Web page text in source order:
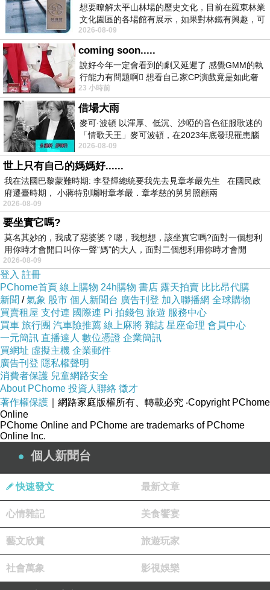
與姐姐點份烤雞翅、豆乾、甜不辣、雞屁股 價格：請店洽 (姐姐付錢
的)
(烤雞腿更是推薦、但價格印像中好比一個便當)
雞屁股較一般店家來的大且有口感，我還是特別喜愛他們家的烤肉肉。
甜不辣頗彈牙、加上醬汁頗為加分，還挺不賴的。這家位在民安國小附
近，傍晚時才有營業的喔！
想要瞭解太平山林場的歷史文化，目前在羅東林業
文化園區的各場館有展示，如果對林鐵有興趣，可
以到林鐵館。 這裡展示從山下
2026-08-09
coming soon.....
說好今年一定會看到的劇又延遲了 感覺GMM的執
行能力有問題啊🫩 想看自己家CP演戲竟是如此奢
侈的事 GMM你說看看啊😑 先把劇放
23 小時前
借場大雨
麥可·波頓 以渾厚、低沉、沙啞的音色征服歌迷的
「情歌天王」麥可波頓，在2023年底發現罹患腦
瘤「祈禱早日康復，一切都好」。
2026-08-09
世上只有自己的媽媽好......
我在法國巴黎蒙難時期: 李登輝總統要我先去見章孝嚴先生 在國民政
府遷臺時期， 小蔣特別囑咐章孝嚴．章孝慈的舅舅照顧兩
2026-08-09
要坐實它嗎?
莫名其妙的，我成了惡婆婆？嗯，我想想，該坐實它嗎?面對一個想利
用你時才會開口叫你一聲“媽"的大人，面對二個想利用你時才會開
2026-08-09
登入 註冊
PChome首頁 線上購物 24h購物 書店 露天拍賣 比比昂代購
新聞 /氣象 股市 個人新聞台 廣告刊登 加入聯播網 全球購物
買賣租屋 支付連 國際連 Pi 拍錢包 旅遊 服務中心
買車 旅行團 汽車險推薦 線上麻將 雜誌 星座命理 會員中心
一元簡訊 直播達人 數位憑證 企業簡訊
買網址 虛擬主機 企業郵件
廣告刊登 隱私權聲明
消費者保護 兒童網路安全
About PChome 投資人聯絡 徵才
著作權保護 ｜網路家庭版權所有、轉載必究 ‧Copyright PChome
Online
PChome Online and PChome are trademarks of PChome
Online Inc.
個人新聞台
快速發文 最新文章
心情雜記 美食饗宴
藝文欣賞 旅遊玩家
社會萬象 影視娛樂